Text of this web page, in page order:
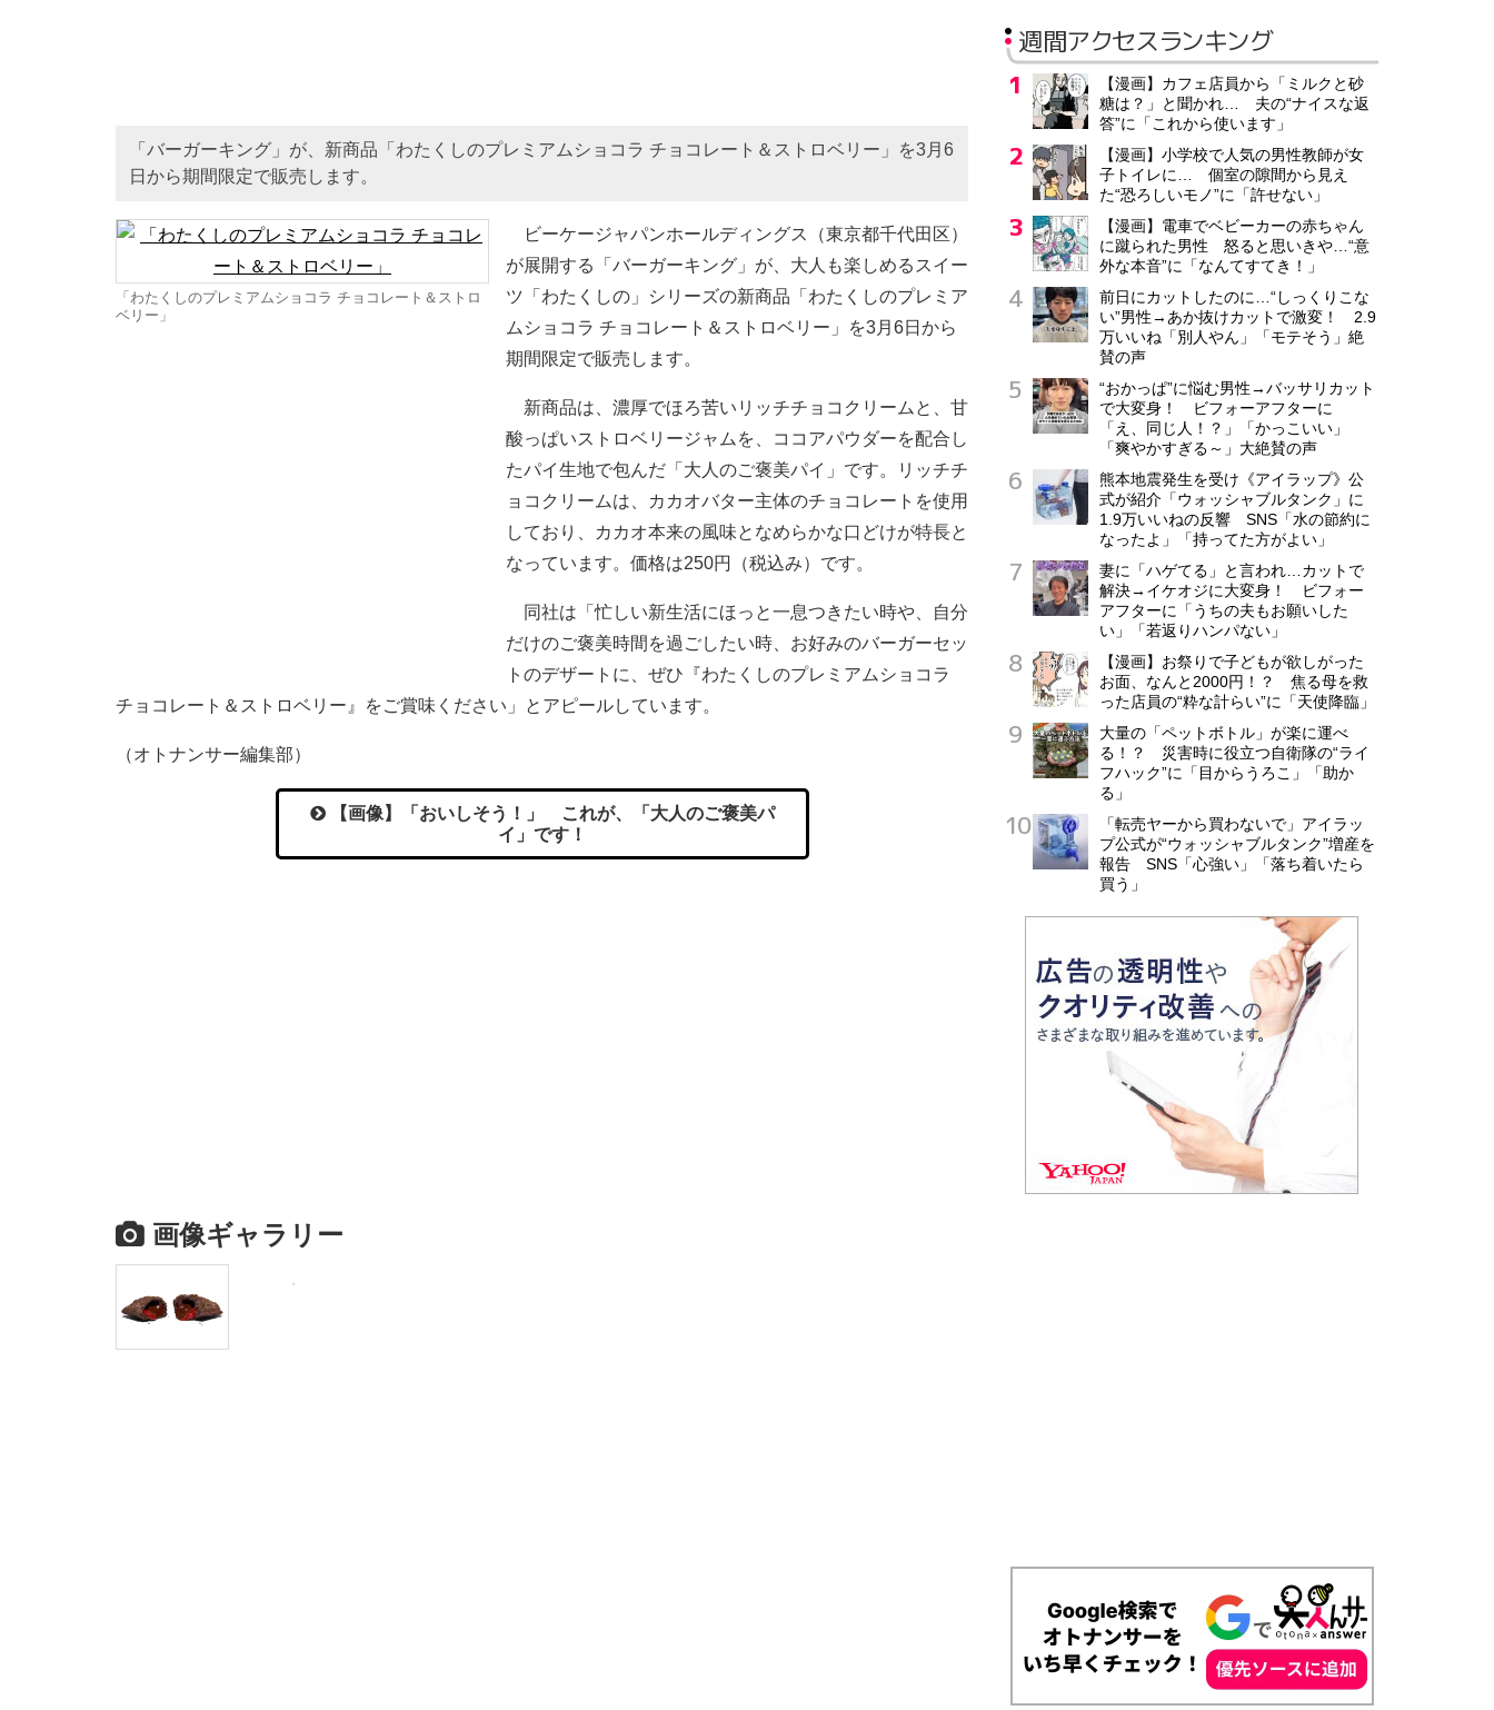
「バーガーキング」が、新商品「わたくしのプレミアムショコラ チョコレート＆ストロベリー」を3月6
日から期間限定で販売します。
「わたくしのプレミアムショコラ チョコレート＆ストロ
ベリー」
ビーケージャパンホールディングス（東京都千代田区）
が展開する「バーガーキング」が、大人も楽しめるスイー
ツ「わたくしの」シリーズの新商品「わたくしのプレミア
ムショコラ チョコレート＆ストロベリー」を3月6日から
期間限定で販売します。
新商品は、濃厚でほろ苦いリッチチョコクリームと、甘
酸っぱいストロベリージャムを、ココアパウダーを配合し
たパイ生地で包んだ「大人のご褒美パイ」です。リッチチ
ョコクリームは、カカオバター主体のチョコレートを使用
しており、カカオ本来の風味となめらかな口どけが特長と
なっています。価格は250円（税込み）です。
同社は「忙しい新生活にほっと一息つきたい時や、自分
だけのご褒美時間を過ごしたい時、お好みのバーガーセッ
トのデザートに、ぜひ『わたくしのプレミアムショコラ
チョコレート＆ストロベリー』をご賞味ください」とアピールしています。
（オトナンサー編集部）
【画像】「おいしそう！」 これが、「大人のご褒美パ
イ」です！
画像ギャラリー
週間アクセスランキング
【漫画】カフェ店員から「ミルクと砂
糖は？」と聞かれ… 夫の“ナイスな返
答”に「これから使います」
【漫画】小学校で人気の男性教師が女
子トイレに… 個室の隙間から見え
た“恐ろしいモノ”に「許せない」
【漫画】電車でベビーカーの赤ちゃん
に蹴られた男性 怒ると思いきや…“意
外な本音”に「なんてすてき！」
前日にカットしたのに…“しっくりこな
い”男性→あか抜けカットで激変！ 2.9
万いいね「別人やん」「モテそう」絶
賛の声
“おかっぱ”に悩む男性→バッサリカット
で大変身！ ビフォーアフターに
「え、同じ人！？」「かっこいい」
「爽やかすぎる～」大絶賛の声
熊本地震発生を受け《アイラップ》公
式が紹介「ウォッシャブルタンク」に
1.9万いいねの反響 SNS「水の節約に
なったよ」「持ってた方がよい」
妻に「ハゲてる」と言われ…カットで
解決→イケオジに大変身！ ビフォー
アフターに「うちの夫もお願いした
い」「若返りハンパない」
【漫画】お祭りで子どもが欲しがった
お面、なんと2000円！？ 焦る母を救
った店員の“粋な計らい”に「天使降臨」
大量の「ペットボトル」が楽に運べ
る！？ 災害時に役立つ自衛隊の“ライ
フハック”に「目からうろこ」「助か
る」
「転売ヤーから買わないで」アイラッ
プ公式が“ウォッシャブルタンク”増産を
報告 SNS「心強い」「落ち着いたら
買う」